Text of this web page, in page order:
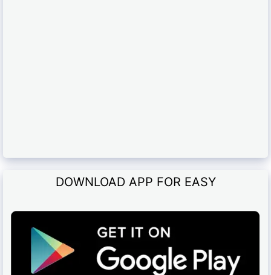
DOWNLOAD APP FOR EASY